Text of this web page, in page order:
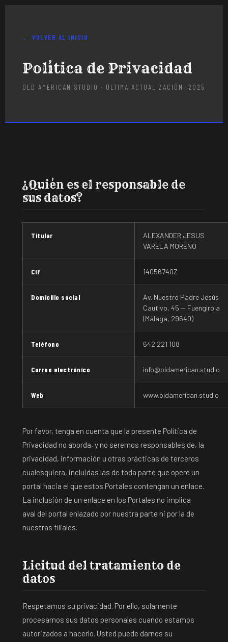
← VOLVER AL INICIO
Política de Privacidad
OLD AMERICAN STUDIO · ÚLTIMA ACTUALIZACIÓN: 2025
¿Quién es el responsable de
sus datos?
Titular
ALEXANDER JESUS
VARELA MORENO
CIF 14056740Z
Domicilio social
Av. Nuestro Padre Jesús
Cautivo, 45 — Fuengirola
(Málaga, 29640)
Teléfono 642 221 108
Correo electrónico info@oldamerican.studio
Web www.oldamerican.studio
Por favor, tenga en cuenta que la presente Política de
Privacidad no aborda, y no seremos responsables de, la
privacidad, información u otras prácticas de terceros
cualesquiera, incluidas las de toda parte que opere un
portal hacia el que estos Portales contengan un enlace.
La inclusión de un enlace en los Portales no implica
aval del portal enlazado por nuestra parte ni por la de
nuestras filiales.
Licitud del tratamiento de
datos
Respetamos su privacidad. Por ello, solamente
procesamos sus datos personales cuando estamos
autorizados a hacerlo. Usted puede darnos su